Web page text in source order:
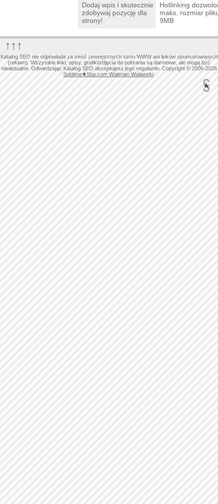
Dodaj wpis i skutecznie
zdobywaj pozycję dla
strony!
Hotlinking
maks. rozmiar
9MB
↑↑↑
Katalog SEO nie odpowiada za treść zewnętrznych stron WWW ani linków sponsorowanych
(reklam). Wszystkie linki, opisy, grafiki/zdjęcia do pobrania są darmowe, ale mogą być
nieaktualne. Odwiedzając Katalog SEO akceptujesz jego regulamin. Copyright © 2006-2026
Sublime★Star.com Walerian Walawski